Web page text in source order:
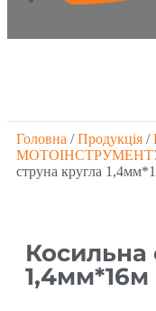
Головна /Продукція /
струна кругла
Косильна
1,4мм*16м